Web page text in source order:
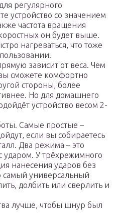
регулярного
устройство со значением
частота вращения
он будет выше.
нагреваться, что тоже
зависит от веса. Чем
сможете комфортно
стороны, более
Но для домашнего
устройство весом 2-
Самые простые –
если вы собираетесь
Два режима – это
ударом. У трёхрежимного
нанесения ударов без
универсальный
долбить или сверлить и
лучше, чтобы шнур был